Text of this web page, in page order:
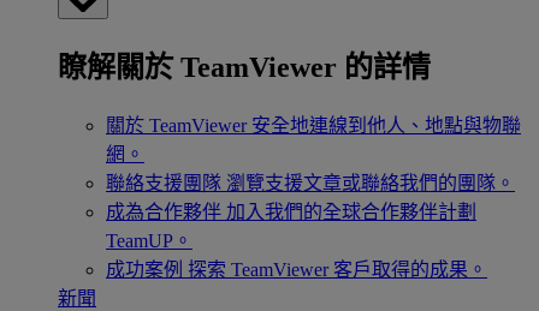
瞭解關於 TeamViewer 的詳情
關於 TeamViewer 安全地連線到他人、地點與物聯
網。
聯絡支援團隊 瀏覽支援文章或聯絡我們的團隊。
成為合作夥伴 加入我們的全球合作夥伴計劃
TeamUP。
成功案例 探索 TeamViewer 客戶取得的成果。
新聞